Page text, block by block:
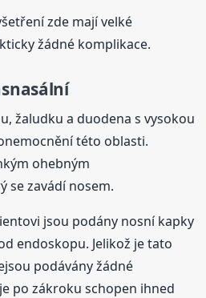
zde mají velké
žádné komplikace.
žaludku a duodena s vysokou
této oblasti.
ohebným
se zavádí nosem.
jsou podány nosní kapky
endoskopu. Jelikož je tato
podávány žádné
po zákroku schopen ihned